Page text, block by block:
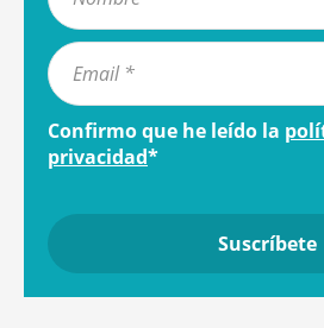
Confirmo que he leído la
privacidad*